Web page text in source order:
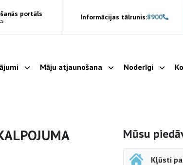
portāls Informācijas tālrunis:8900
Parādīt apakšizvēlni
Māju atjaunošana Parādīt apakšizvēlni
Noderīgi
Sāna
Mūsu
Kļūsti